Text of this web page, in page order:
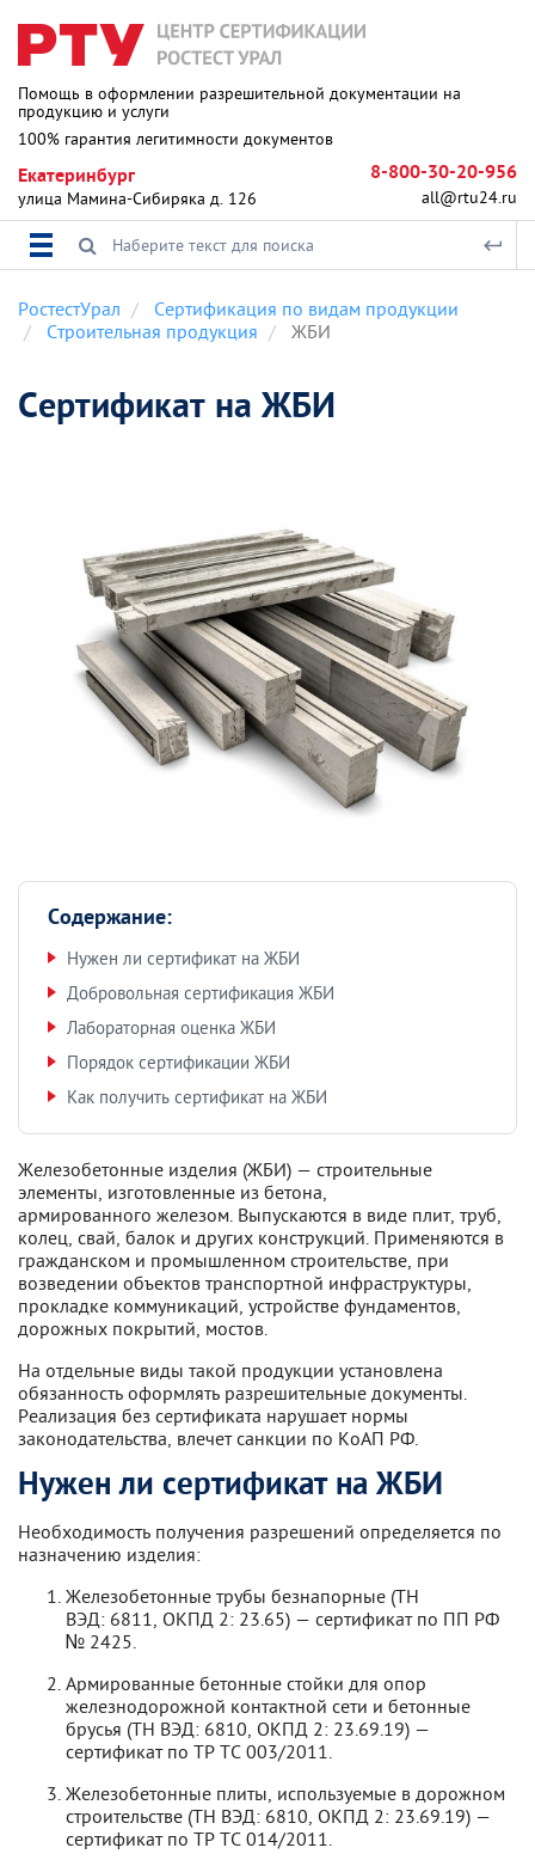
Помощь в оформлении разрешительной документации на
продукцию и услуги
100% гарантия легитимности документов
Екатеринбург
улица Мамина-Сибиряка д. 126
8-800-30-20-956
all@rtu24.ru
РостестУрал
Сертификация по видам продукции
Строительная продукция
ЖБИ
Сертификат на ЖБИ
Содержание:
Нужен ли сертификат на ЖБИ
Добровольная сертификация ЖБИ
Лабораторная оценка ЖБИ
Порядок сертификации ЖБИ
Как получить сертификат на ЖБИ
Железобетонные изделия (ЖБИ) — строительные
элементы, изготовленные из бетона,
армированного железом. Выпускаются в виде плит, труб,
колец, свай, балок и других конструкций. Применяются в
гражданском и промышленном строительстве, при
возведении объектов транспортной инфраструктуры,
прокладке коммуникаций, устройстве фундаментов,
дорожных покрытий, мостов.
На отдельные виды такой продукции установлена
обязанность оформлять разрешительные документы.
Реализация без сертификата нарушает нормы
законодательства, влечет санкции по КоАП РФ.
Нужен ли сертификат на ЖБИ
Необходимость получения разрешений определяется по
назначению изделия:
Железобетонные трубы безнапорные (ТН
ВЭД: 6811, ОКПД 2: 23.65) — сертификат по ПП РФ
№ 2425.
Армированные бетонные стойки для опор
железнодорожной контактной сети и бетонные
брусья (ТН ВЭД: 6810, ОКПД 2: 23.69.19) —
сертификат по ТР ТС 003/2011.
Железобетонные плиты, используемые в дорожном
строительстве (ТН ВЭД: 6810, ОКПД 2: 23.69.19) —
сертификат по ТР ТС 014/2011.